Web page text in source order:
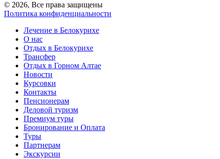
© 2026, Все права защищены
Политика конфиденциальности
Лечение в Белокурихе
О нас
Отдых в Белокурихе
Трансфер
Отдых в Горном Алтае
Новости
Курсовки
Контакты
Пенсионерам
Деловой туризм
Премиум туры
Бронирование и Оплата
Туры
Партнерам
Экскурсии